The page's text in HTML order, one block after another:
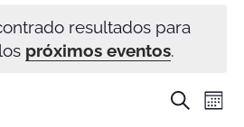
resultados para
próximos eventos.
Buscar
Mes